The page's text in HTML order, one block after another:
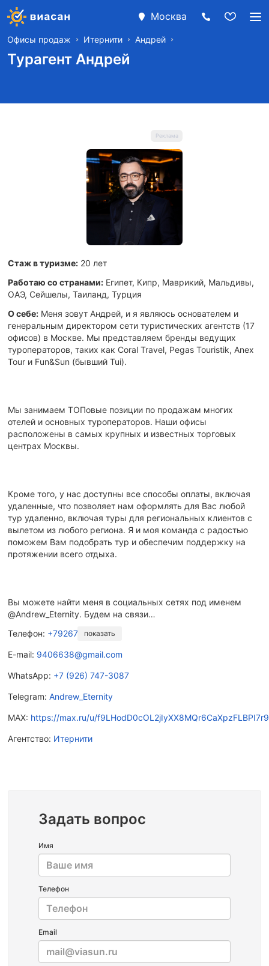
Москва
Офисы продаж Итернити Андрей
Турагент Андрей
Стаж в туризме: 20 лет
Работаю со странами: Египет, Кипр, Маврикий, Мальдивы,
ОАЭ, Сейшелы, Таиланд, Турция
О себе: Меня зовут Андрей, и я являюсь основателем и
генеральным директором сети туристических агентств (17
офисов) в Москве. Мы представляем бренды ведущих
туроператоров, таких как Coral Travel, Pegas Touristik, Anex
Tour и Fun&Sun (бывший Tui).
Мы занимаем ТОПовые позиции по продажам многих
отелей и основных туроператоров. Наши офисы
расположены в самых крупных и известных торговых
центрах Москвы.
Кроме того, у нас доступны все способы оплаты, включая
удаленные, что позволяет нам оформлять для Вас любой
тур удаленно, включая туры для региональных клиентов с
вылетом из любого региона. Я и моя команда с радостью
поможем Вам подобрать тур и обеспечим поддержку на
протяжении всего отдыха.
Вы можете найти меня в социальных сетях под именем
@Andrew_Eternity. Будем на связи…
Телефон: +79267473087
показать
E-mail: 9406638@gmail.com
WhatsApp: +7 (926) 747-3087
Telegram: Andrew_Eternity
MAX: https://max.ru/u/
Агентство: Итернити
Задать вопрос
Имя
Телефон
Email